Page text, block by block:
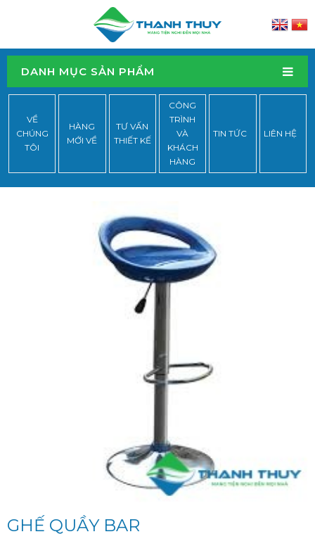
DANH MỤC SẢN PHẨM
VỀ
CHÚNG
TÔI
HÀNG
MỚI VỀ
TƯ VẤN
THIẾT KẾ
CÔNG
TRÌNH
VÀ
KHÁCH
HÀNG
TIN TỨC LIÊN HỆ
GHẾ QUẦY BAR